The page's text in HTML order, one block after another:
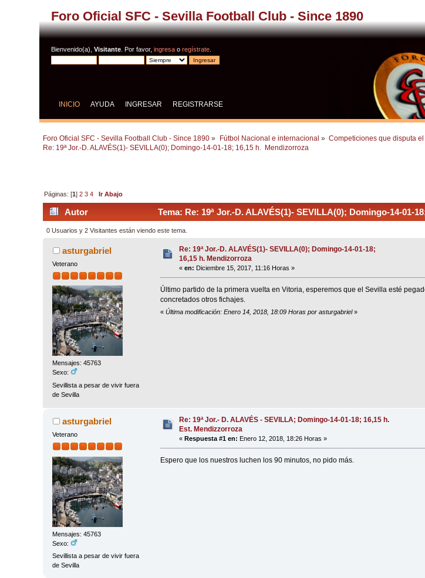
Foro Oficial SFC - Sevilla Football Club - Since 1890
Bienvenido(a),Visitante . Por favor,ingresa oregístrate
INICIO AYUDA INGRESAR REGISTRARSE
Foro Oficial SFC - Sevilla Football Club - Since 1890 » Fútbol Nacional e internacional » Competiciones que disputa el
Re: 19ª Jor.-D. ALAVÉS(1)- SEVILLA(0); Domingo-14-01-18; 16,15 h.  Mendizorroza
Páginas: [1]2 3 4 Ir Abajo
Autor Tema: Re: 19ª Jor.-D. ALAVÉS(1)- SEVILLA(0); Domingo-14-01-
0 Usuarios y 2 Visitantes están viendo este tema.
asturgabriel
Veterano
Mensajes: 45763
Sexo:
Sevillista a pesar de vivir fuera
de Sevilla
Re: 19ª Jor.-D. ALAVÉS(1)- SEVILLA(0); Domingo-14-01-18;
16,15 h. Mendizorroza
«en: Diciembre 15, 2017, 11:16 Horas »
Último partido de la primera vuelta en Vitoria, esperemos que el Sevilla esté
concretados otros fichajes.
« Última modificación: Enero 14, 2018, 18:09 Horas por asturgabriel»
asturgabriel
Veterano
Mensajes: 45763
Sexo:
Sevillista a pesar de vivir fuera
de Sevilla
Re: 19ª Jor.- D. ALAVÉS - SEVILLA; Domingo-14-01-18; 16,15 h.
Est. Mendizzorroza
«Respuesta #1 en: Enero 12, 2018, 18:26 Horas »
Espero que los nuestros luchen los 90 minutos, no pido más.